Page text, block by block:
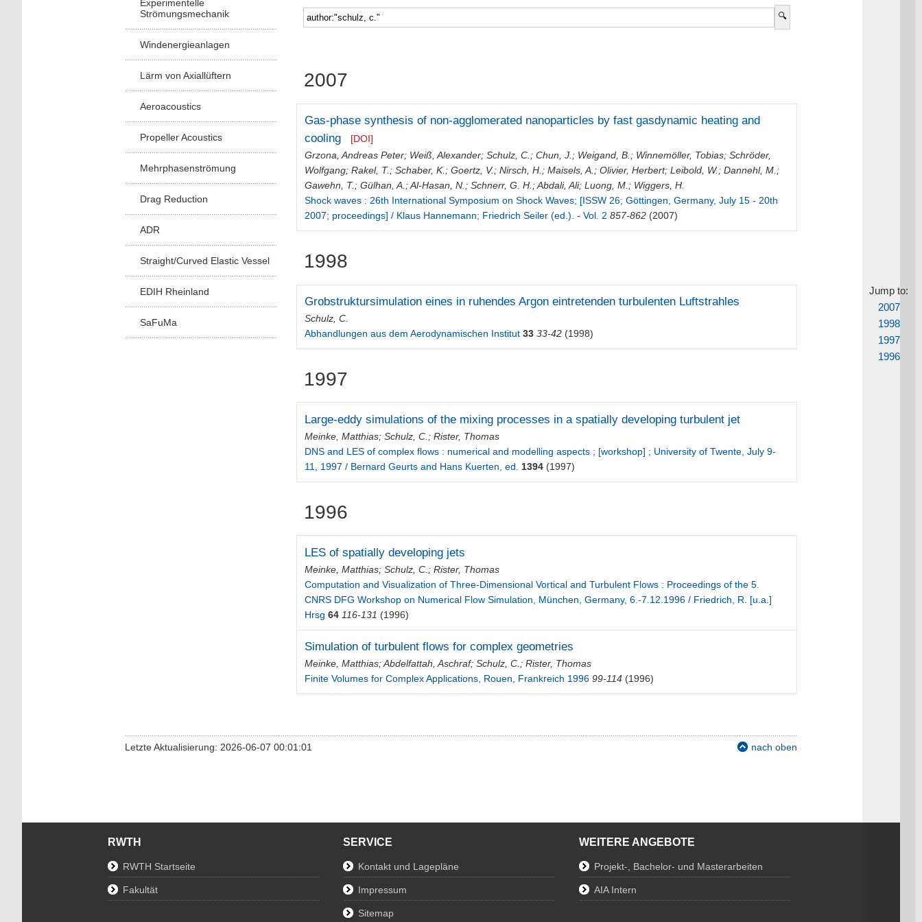
Experimentelle
Strömungsmechanik
Windenergieanlagen
Lärm von Axiallüftern
Aeroacoustics
Propeller Acoustics
Mehrphasenströmung
Drag Reduction
ADR
Straight/Curved Elastic Vessel
EDIH Rheinland
SaFuMa
Jump to:
2007
1998
1997
1996
2007
Gas-phase synthesis of non-agglomerated nanoparticles by fast gasdynamic heating and
cooling
[DOI]
Grzona, Andreas Peter; Weiß, Alexander;Schulz, C. ;Chun, J. ; Weigand, B. ; Winnemöller, Tobias;Schröder,
Wolfgang;Rakel, T. ;Schaber, K. ;Goertz, V.;Nirsch, H. ;Maisels, A. ;Olivier, Herbert;Leibold, W. ;Dannehl, M. ;
Gawehn, T. ;Gülhan, A. ;Al-Hasan, N. ;Schnerr, G. H. ;Abdali, Ali;Luong, M. ; Wiggers, H.
Shock waves : 26th International Symposium on Shock Waves; [ISSW 26; Göttingen, Germany, July 15 - 20th
2007; proceedings] / Klaus Hannemann; Friedrich Seiler (ed.). - Vol. 2 857-862 (2007)
1998
Grobstruktursimulation eines in ruhendes Argon eintretenden turbulenten Luftstrahles
Schulz, C.
Abhandlungen aus dem Aerodynamischen Institut 33 33-42 (1998)
1997
Large-eddy simulations of the mixing processes in a spatially developing turbulent jet
Meinke, Matthias;Schulz, C. ;Rister, Thomas
DNS and LES of complex flows : numerical and modelling aspects ; [workshop] ; University of Twente, July 9-
11, 1997 / Bernard Geurts and Hans Kuerten, ed.
1394 (1997)
1996
LES of spatially developing jets
Meinke, Matthias;Schulz, C. ;Rister, Thomas
Computation and Visualization of Three-Dimensional Vortical and Turbulent Flows : Proceedings of the 5.
CNRS DFG Workshop on Numerical Flow Simulation, München, Germany, 6.-7.12.1996 / Friedrich, R. [u.a.]
Hrsg 64 116-131 (1996)
Simulation of turbulent flows for complex geometries
Meinke, Matthias;Abdelfattah, Aschraf;Schulz, C. ;Rister, Thomas
Finite Volumes for Complex Applications, Rouen, Frankreich 1996 99-114 (1996)
Letzte Aktualisierung: 2026-06-07 00:01:01 nach oben
RWTH
RWTH Startseite
Fakultät
SERVICE
Kontakt und Lagepläne
Impressum
Sitemap
WEITERE ANGEBOTE
Projekt-, Bachelor- und Masterarbeiten
AIA Intern